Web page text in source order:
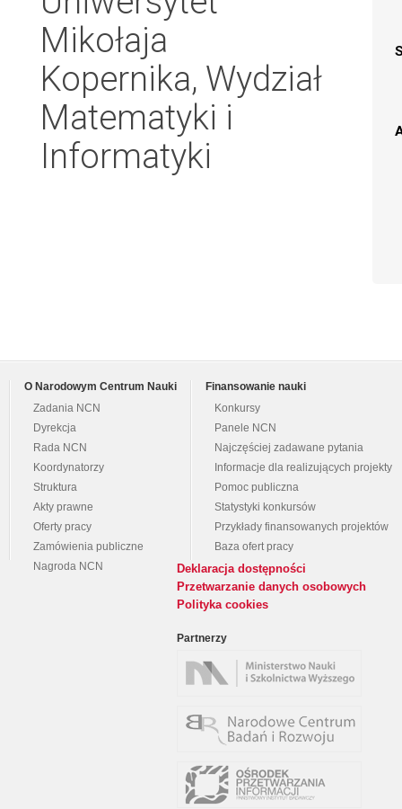
Mikołaja
Kopernika, Wydział
Matematyki i
Informatyki
O Narodowym Centrum Nauki
Zadania NCN
Dyrekcja
Rada NCN
Koordynatorzy
Struktura
Akty prawne
Oferty pracy
Zamówienia publiczne
Nagroda NCN
Finansowanie nauki
Konkursy
Panele NCN
Najczęściej zadawane pytania
Informacje dla realizujących projekty
Pomoc publiczna
Statystyki konkursów
Przykłady finansowanych projektów
Baza ofert pracy
Deklaracja dostępności
Przetwarzanie danych osobowych
Polityka cookies
Partnerzy